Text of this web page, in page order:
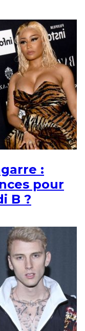
:
pour
B ?